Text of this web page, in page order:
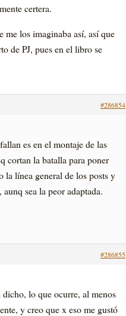
certera.
me los imaginaba así­, así­ que
de PJ, pues en el libro se
#286854
es en el montaje de las
cortan la batalla para poner
la lí­nea general de los posts y
sea la peor adaptada.
#286855
lo que ocurre, al menos
y creo que x eso me gustó